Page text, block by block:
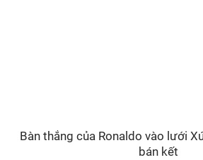
Bàn thắng của Ronaldo vào lưới
bán kết